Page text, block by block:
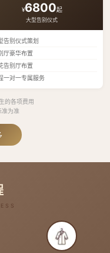
¥6800起
大型告别仪式
告别仪式策划
厅豪华布置
告别厅布置
一对一专属服务
的各项费用
准为准